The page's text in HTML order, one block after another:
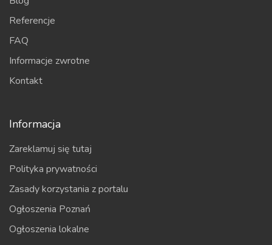
Referencje
FAQ
Informacje zwrotne
Kontakt
Informacja
Zareklamuj się tutaj
Polityka prywatności
Zasady korzystania z portalu
Ogłoszenia Poznań
Ogłoszenia lokalne